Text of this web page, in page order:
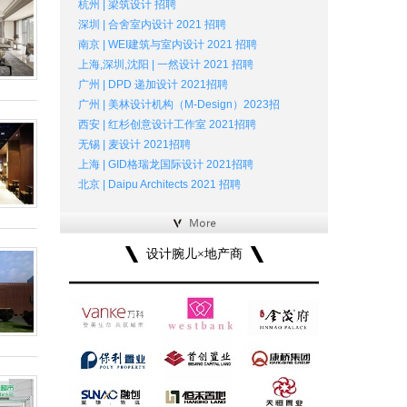
杭州 | 梁筑设计 招聘
深圳 | 合舍室内设计 2021 招聘
南京 | WEI建筑与室内设计 2021 招聘
上海,深圳,沈阳 | 一然设计 2021 招聘
广州 | DPD 递加设计 2021招聘
广州 | 美林设计机构（M-Design）2023招
西安 | 红杉创意设计工作室 2021招聘
无锡 | 麦设计 2021招聘
上海 | GID格瑞龙国际设计 2021招聘
北京 | Daipu Architects 2021 招聘
设计腕儿×地产商